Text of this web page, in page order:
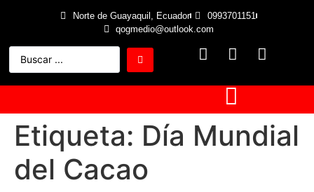
Norte de Guayaquil, Ecuador
0993701151
qogmedio@outlook.com
Etiqueta: Día Mundial
del Cacao